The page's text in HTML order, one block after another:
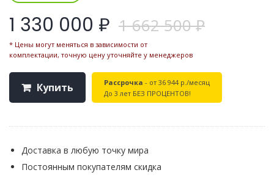
1 330 000 ₽ 1 662 500 ₽
* Цены могут меняться в зависимости от
комплектации, точную цену уточняйте у менеджеров
Купить Рассрочка - от 36 944 р./месяц
До 3 лет БЕЗ ПРОЦЕНТОВ!
Доставка в любую точку мира
Постоянным покупателям скидка